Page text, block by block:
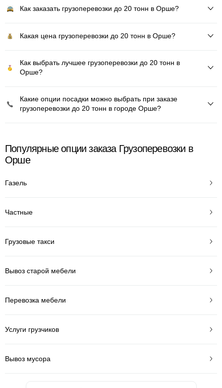
Как заказать грузоперевозки до 20 тонн в Орше?
Какая цена грузоперевозки до 20 тонн в Орше?
Как выбрать лучшее грузоперевозки до 20 тонн в
Орше?
Какие опции посадки можно выбрать при заказе
грузоперевозки до 20 тонн в городе Орше?
Популярные опции заказа Грузоперевозки в
Орше
Газель
Частные
Грузовые такси
Вывоз старой мебели
Перевозка мебели
Услуги грузчиков
Вывоз мусора